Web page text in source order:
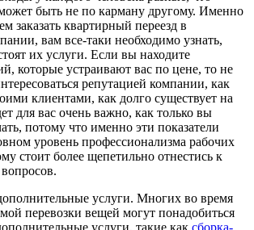
быть не по карману другому. Именно
заказать квартирный переезд в
вам все-таки необходимо узнать,
их услуги. Если вы находите
которые устраивают вас по цене, то не
репутацией компании, как
клиентами, как долго существует на
для вас очень важно, как только вы
потому что именно эти показатели
уровень профессионализма рабочих
стоит более щепетильно отнестись к
услуги. Многих во время
перевозки вещей могут понадобиться